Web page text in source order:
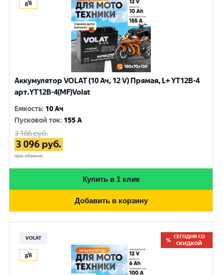
Аккумулятор VOLAT (10 Ач, 12 V) Прямая, L+ YT12B-4
арт.YT12B-4(MF)Volat
Емкость: 10 Ач
Пусковой ток: 155 A
3 186руб.
3 096 руб.
при обмене
Купить в 1 клик
Добавить в корзину
VOLAT
СЕГОДНЯ СО
СКИДКОЙ